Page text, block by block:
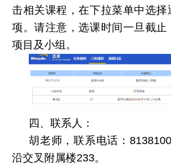
击相关课程，在下拉菜单中选
项。请注意，选课时间一旦截止
项目及小组。
四、联系人：
胡老师，联系电话：
沿交叉附属楼233。